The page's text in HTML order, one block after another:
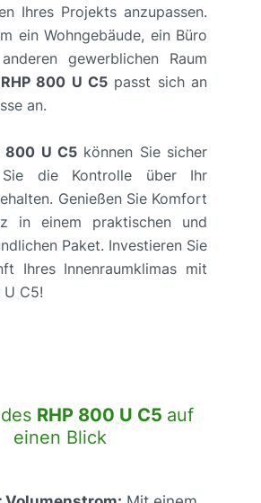
Ihres Projekts anzupassen.
ein Wohngebäude, ein Büro
gewerblichen Raum
RHP 800 U C5passt sich an
an.
800 U C5können Sie sicher
die Kontrolle über Ihr
Genießen Sie Komfort
in einem praktischen und
Paket. Investieren Sie
Ihres Innenraumklimas mit
U C5!
des RHP 800 U C5 auf
einen Blick